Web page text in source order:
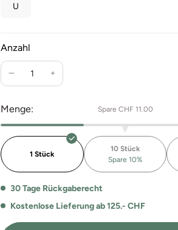
U
Anzahl
Verringere
Menge
für
Unisex
Twill
Cap
Kennedy
Erhöhe
Unisex
Twill
Cap
Kennedy
Menge: Spare CHF 11.00
1 Stück
10 Stück
Spare 10%
30 Tage Rückgaberecht
Kostenlose Lieferung ab 125.- CHF